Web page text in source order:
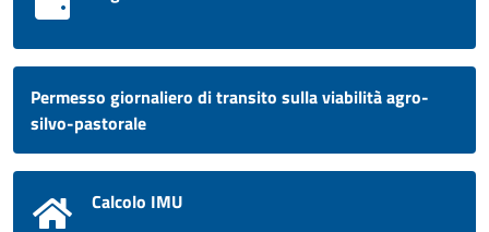
Permesso giornaliero di transito sulla viabilità agro-
silvo-pastorale
Calcolo IMU